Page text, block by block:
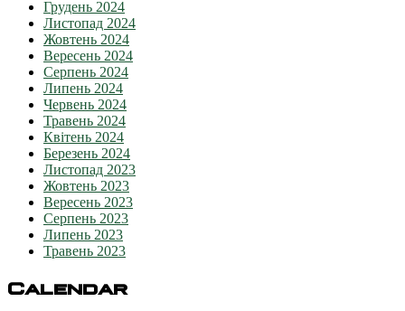
Грудень 2024
Листопад 2024
Жовтень 2024
Вересень 2024
Серпень 2024
Липень 2024
Червень 2024
Травень 2024
Квітень 2024
Березень 2024
Листопад 2023
Жовтень 2023
Вересень 2023
Серпень 2023
Липень 2023
Травень 2023
Calendar